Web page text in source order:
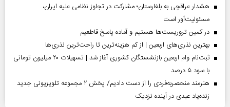
هشدار عراقچی به بلغارستان؛ مشارکت در تجاوز نظامی علیه ایران،
مسئولیت‌آور است
در کمین تروریست‌ها هستیم و آماده پاسخ قاطعیم
بهترین نذری‌های اربعین | از کم هزینه‌ترین تا راحت‌ترین نذری‌ها
ثبت‌نام وام اربعین بازنشستگان کشوری آغاز شد | تسهیلات ۲۰ میلیون تومانی
با سود ۵ درصد
هنرمند منحصر‌به‌فردی را از دست دادیم/ پخش ۲ مجموعه تلویزیونی جدید
زنده‌یاد عبدی در آینده نزدیک